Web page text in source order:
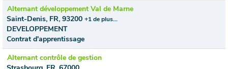
Alternant développement Val de Marne
Saint-Denis, FR, 93200 +1 de plus…
DEVELOPPEMENT
Contrat d'apprentissage
Alternant contrôle de gestion